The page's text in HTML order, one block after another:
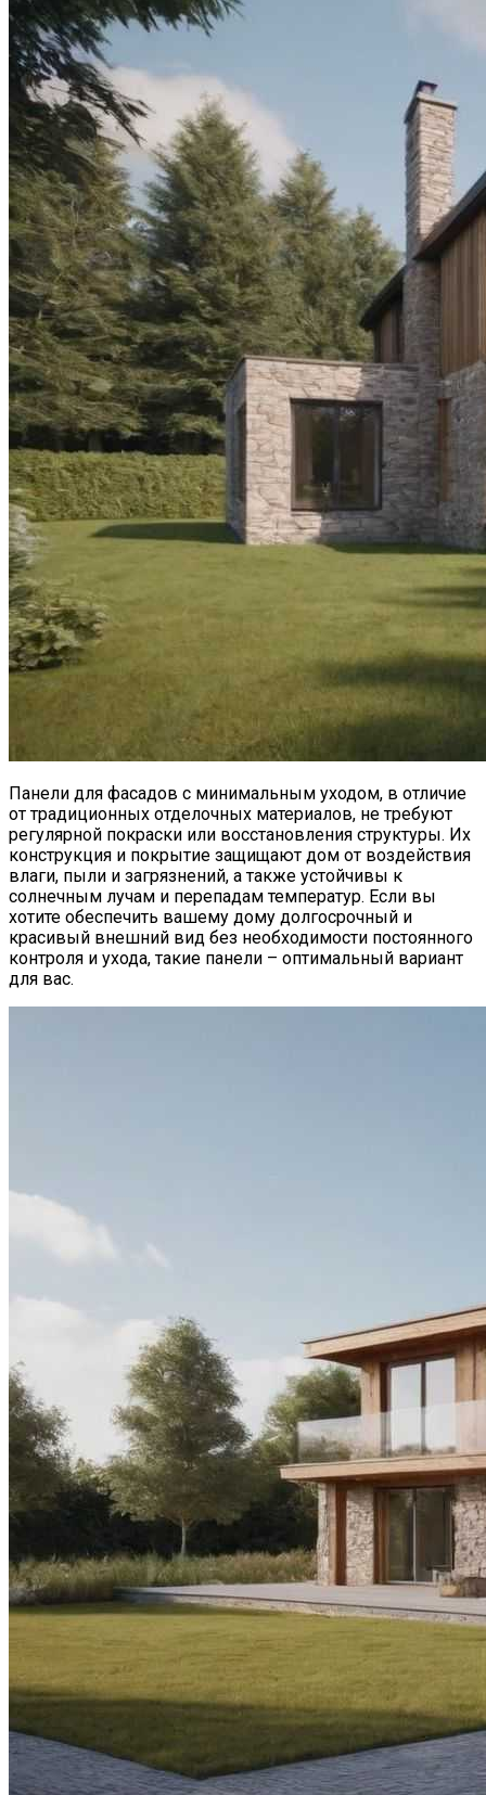
Панели для фасадов с минимальным уходом, в отличие
от традиционных отделочных материалов, не требуют
регулярной покраски или восстановления структуры. Их
конструкция и покрытие защищают дом от воздействия
влаги, пыли и загрязнений, а также устойчивы к
солнечным лучам и перепадам температур. Если вы
хотите обеспечить вашему дому долгосрочный и
красивый внешний вид без необходимости постоянного
контроля и ухода, такие панели – оптимальный вариант
для вас.